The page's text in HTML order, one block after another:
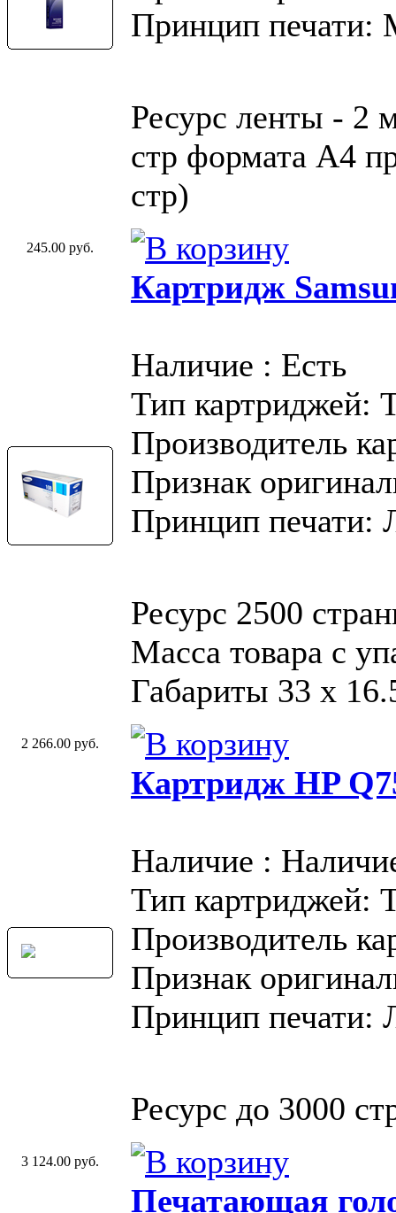
Принцип печати:
Ресурс ленты - 2
стр формата A4
стр)
245.00 руб.
Картридж
Наличие : Есть
Тип картриджей:
Производитель
Признак
Принцип печати:
Ресурс 2500
Масса товара с
Габариты 33 x
2 266.00 руб.
Картридж HP
Наличие :
Тип картриджей:
Производитель
Признак
Принцип печати:
Ресурс до 3000
3 124.00 руб.
Печатающая